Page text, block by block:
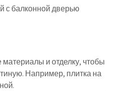
с балконной дверью
и отделку, чтобы
Например, плитка на